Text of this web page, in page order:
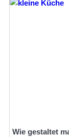
Wie gestaltet